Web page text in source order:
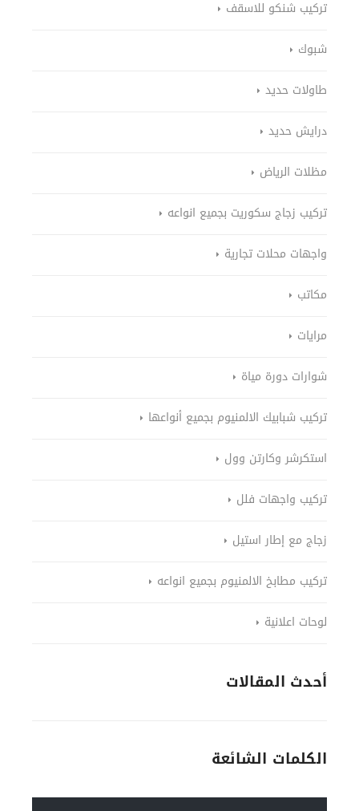
تركيب شنكو للاسقف
شبوك
طاولات حديد
درايش حديد
مظلات الرياض
تركيب زجاج سكوريت بجميع انواعه
واجهات محلات تجارية
مكاتب
مرايات
شوارات دورة مياة
تركيب شبابيك الالمنيوم بجميع أنواعها
استكرشر وكارتن وول
تركيب واجهات فلل
زجاج مع إطار استيل
تركيب مطابخ الالمنيوم بجميع انواعه
لوحات اعلانية
أحدث المقالات
الكلمات الشائعة